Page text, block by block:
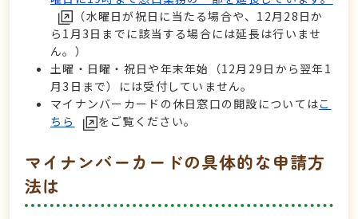
（水曜日が祝日に当たる場合や、12月28日か
ら1月3日までに該当する場合には延長は行いませ
ん。）
土曜・日曜・祝日や年末年始（12月29日から翌年1
月3日まで）には受付していません。
マイナンバーカードの休日窓口の開設についてはこ
ちら
をご覧ください。
マイナンバーカードの具体的な申請方
法は